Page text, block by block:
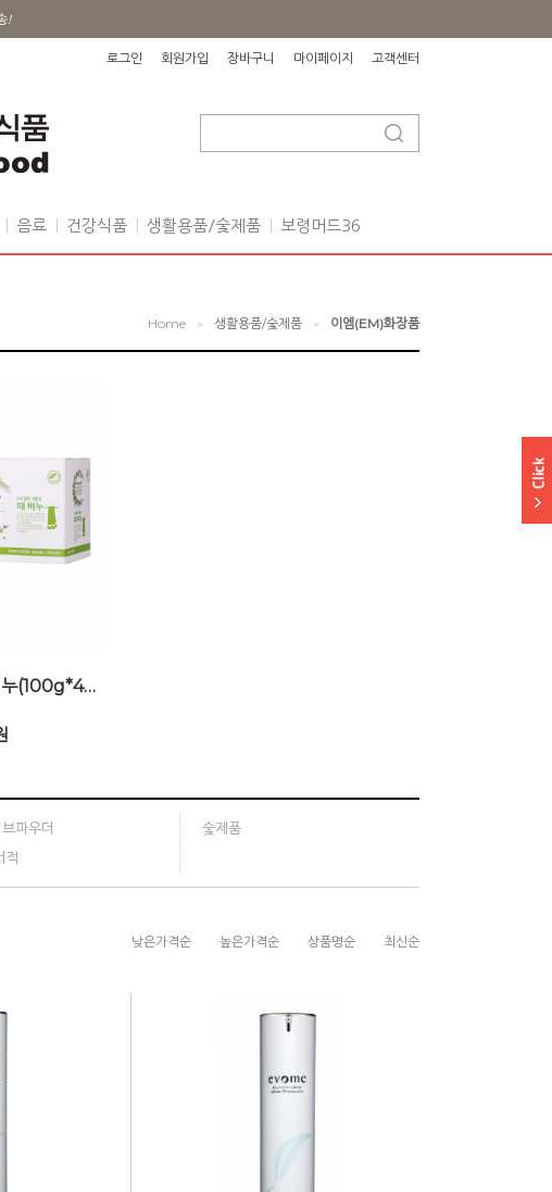
!
로그인 회원가입 장바구니 마이페이지 고객센터
음료 건강식품 생활용품/숯제품 보령머드36
Home > 생활용품/숯제품 > 이엠(EM)화장품
이엠발효 식물성 때비누(100g*4개입)
파우더
숯제품
적
낮은가격순 높은가격순 상품명순 최신순